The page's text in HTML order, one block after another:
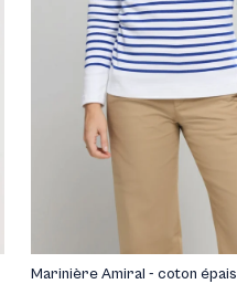
Marinière Amiral - coton épais